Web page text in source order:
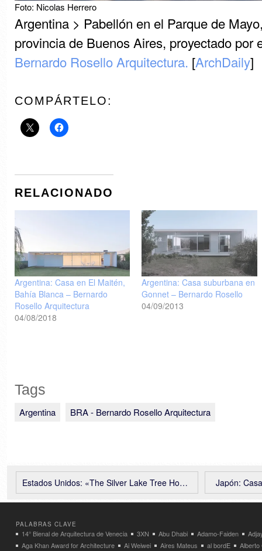
Foto: Nicolas Herrero
Argentina > Pabellón en el Parque de
provincia de Buenos Aires, proyectado por
Bernardo Rosello Arquitectura. [ArchDaily]
COMPÁRTELO:
RELACIONADO
Argentina: Casa en El Maitén,
Bahía Blanca – Bernardo
Rosello Arquitectura
04/08/2018
Argentina: Casa suburbana en
Gonnet – Bernardo Rosello
04/09/2013
Tags
Argentina BRA - Bernardo Rosello Arquitectura
Japón:
Estados Unidos: «The Silver Lake Tree House» – And And And Studio
PALABRAS CLAVE
14° Bienal de Arquitectura de Venecia 3XN Abu Dhabi Adamo-Faiden
Aga Khan Award for Architecture
Ai Weiwei Aires Mateus al bordE
Alberto